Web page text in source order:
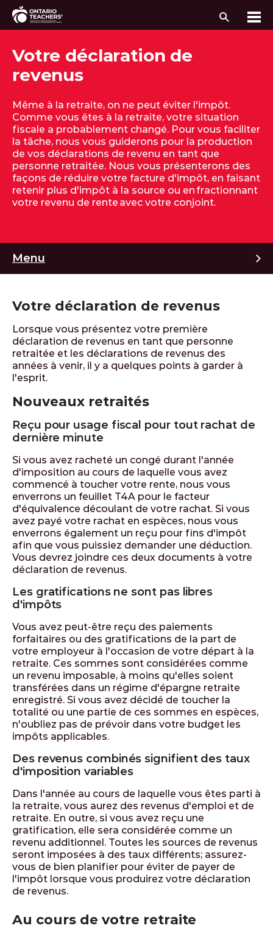
Votre déclaration de
revenus
Même à la retraite, on ne peut éviter l'impôt.
Comme vous êtes à la retraite, votre situation
fiscale a probablement changé. Pour vous faciliter
la tâche, nous vous guiderons pour la production
de vos déclarations de revenu en tant que
personne retraitée. Nous vous présenterons des
façons de réduire votre facture d'impôt, en faisant
retenir plus d'impôt à la source ou en fractionnant
votre revenu de rente avec votre conjoint.
Menu
Votre déclaration de revenus
Lorsque vous présentez votre première
déclaration de revenus en tant que personne
retraitée et les déclarations de revenus des
années à venir, il y a quelques points à garder à
l'esprit.
Nouveaux retraités
Reçu pour usage fiscal pour tout rachat de
dernière minute
Si vous avez racheté un congé durant l'année
d'imposition au cours de laquelle vous avez
commencé à toucher votre rente, nous vous
enverrons un feuillet T4A pour le facteur
d'équivalence découlant de votre rachat. Si vous
avez payé votre rachat en espèces, nous vous
enverrons également un reçu pour fins d'impôt
afin que vous puissiez demander une déduction.
Vous devrez joindre ces deux documents à votre
déclaration de revenus.
Les gratifications ne sont pas libres
d'impôts
Vous avez peut-être reçu des paiements
forfaitaires ou des gratifications de la part de
votre employeur à l'occasion de votre départ à la
retraite. Ces sommes sont considérées comme
un revenu imposable, à moins qu'elles soient
transférées dans un régime d'épargne retraite
enregistré. Si vous avez décidé de toucher la
totalité ou une partie de ces sommes en espèces,
n'oubliez pas de prévoir dans votre budget les
impôts applicables.
Des revenus combinés signifient des taux
d'imposition variables
Dans l'année au cours de laquelle vous êtes parti à
la retraite, vous aurez des revenus d'emploi et de
retraite. En outre, si vous avez reçu une
gratification, elle sera considérée comme un
revenu additionnel. Toutes les sources de revenus
seront imposées à des taux différents; assurez-
vous de bien planifier pour éviter de payer de
l'impôt lorsque vous produirez votre déclaration
de revenus.
Au cours de votre retraite